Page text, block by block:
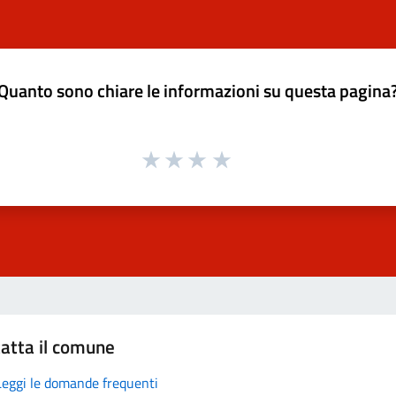
sono chiare le informazioni su questa
il comune
le domande frequenti